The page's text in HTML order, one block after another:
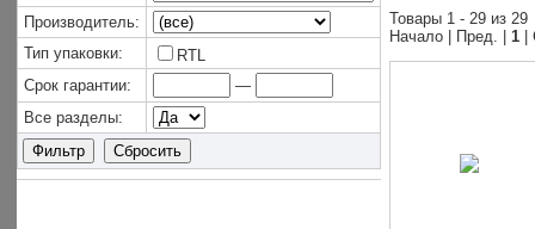
Производитель:
Тип упаковки:
RTL
Срок гарантии:
—
Все разделы:
Товары 1 - 29 из 29
Начало | Пред. | 1